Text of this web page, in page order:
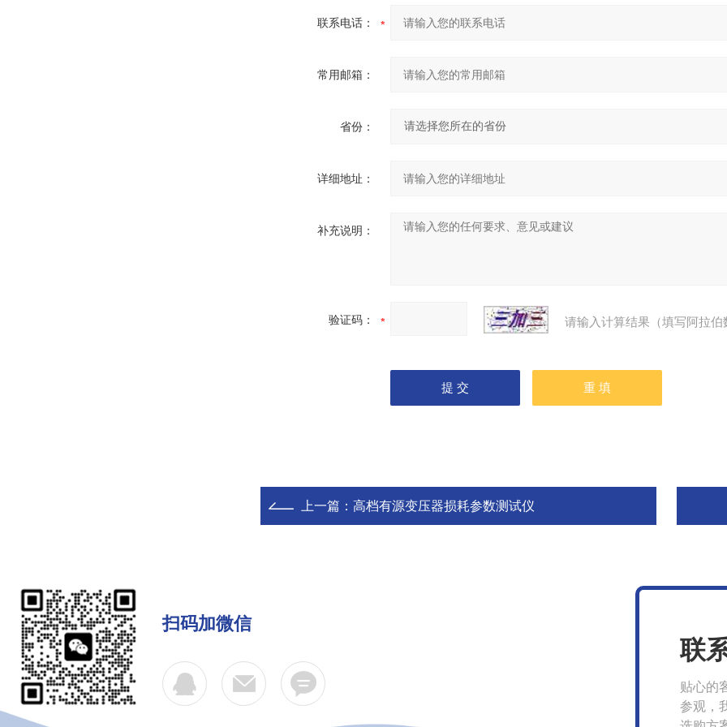
联系电话：
常用邮箱：
省份：
详细地址：
补充说明：
验证码： 请输入计算结果（填写阿拉
上一篇： 高档有源变压器损耗参数测试仪
扫码加微信
联
贴心的
参观，